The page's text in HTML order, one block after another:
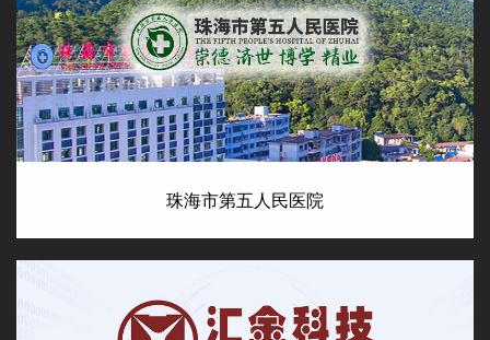
珠海市第五人民医院